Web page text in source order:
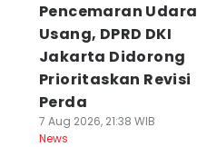
Pencemaran Udara
Usang, DPRD DKI
Jakarta Didorong
Prioritaskan Revisi
Perda
7 Aug 2026, 21:38 WIB
News